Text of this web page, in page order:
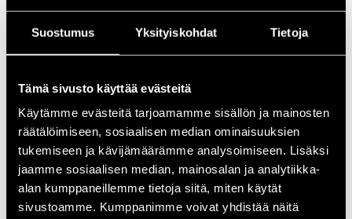
Suostumus Yksityiskohdat Tietoja
Tämä sivusto käyttää evästeitä
Käytämme evästeitä tarjoamamme sisällön ja mainosten
räätälöimiseen, sosiaalisen median ominaisuuksien
tukemiseen ja kävijämäärämme analysoimiseen. Lisäksi
jaamme sosiaalisen median, mainosalan ja analytiikka-
alan kumppaneillemme tietoja siitä, miten käytät
sivustoamme. Kumppanimme voivat yhdistää näitä
1997
1996
1995
1994
1993
1992
1991
1990
1980-luku